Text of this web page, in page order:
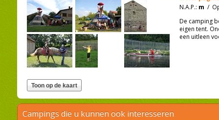
N.A.P.: m /
De camping
eigen tent.
een uitleen
Campings die u kunnen ook interesseren